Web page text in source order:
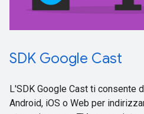
SDK Google Cast
L'SDK Google Cast ti consente
Android, iOS o Web per